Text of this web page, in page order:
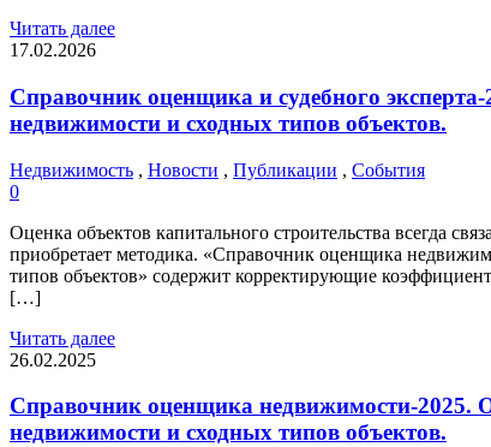
Читать далее
17.02.2026
Справочник оценщика и судебного
недвижимости и сходных типов объектов.
Недвижимость , Новости , Публикации , События
0
Оценка объектов капитального строительства всегда
приобретает методика. «Справочник оценщика
типов объектов» содержит корректирующие
[…]
Читать далее
26.02.2025
Справочник оценщика недвижимости-2025.
недвижимости и сходных типов объектов.